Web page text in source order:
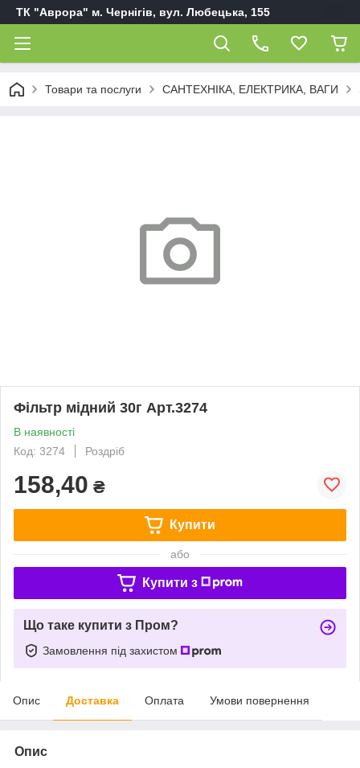
ТК "Аврора" м. Чернігів, вул. Любецька, 155
Товари та послуги САНТЕХНІКА, ЕЛЕКТРИКА, ВАГИ
Фільтр мідний 30г Арт.3274
В наявності
Код: 3274
Роздріб
158,40 ₴
Купити
або
Купити з
Що таке купити з Пром?
Замовлення під захистом
Опис Доставка Оплата Умови повернення
Опис